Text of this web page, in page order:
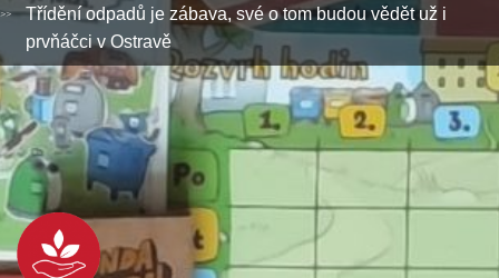
Třídění odpadů je zábava, své o tom budou vědět už i
prvňáčci v Ostravě